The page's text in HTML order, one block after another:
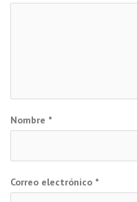
Nombre *
Correo electrónico *